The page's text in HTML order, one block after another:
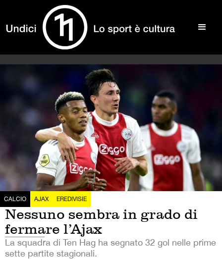
CALCIO AJAX EREDIVISIE
Nessuno sembra in grado di
fermare l’Ajax
La squadra di Ten Hag ha segnato 32 gol nelle prime
sette partite stagionali.